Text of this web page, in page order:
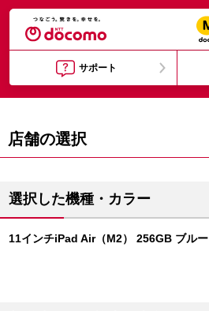
サポート
店舗の選択
選択した機種・カラー
11インチiPad Air（M2） 256GB ブルー